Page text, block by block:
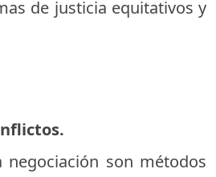
de justicia equitativos y
negociación son métodos